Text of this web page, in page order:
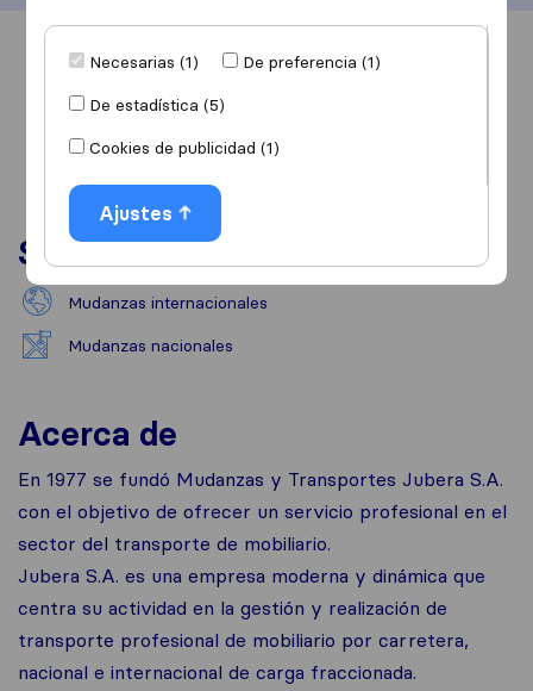
Información Valoraciones
Servicios
Mudanzas internacionales
Mudanzas nacionales
Acerca de
En 1977 se fundó Mudanzas y Transportes Jubera S.A.
con el objetivo de ofrecer un servicio profesional en el
sector del transporte de mobiliario.
Jubera S.A. es una empresa moderna y dinámica que
centra su actividad en la gestión y realización de
transporte profesional de mobiliario por carretera,
nacional e internacional de carga fraccionada.
Necesarias (1)
De preferencia (1)
De estadística (5)
Cookies de publicidad (1)
Ajustes